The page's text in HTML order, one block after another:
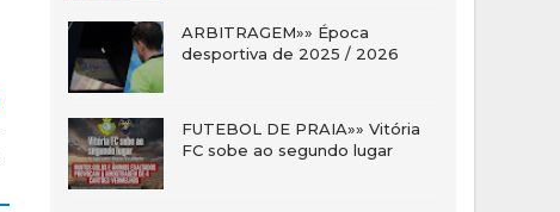
ARBITRAGEM»» Época
desportiva de 2025 / 2026
FUTEBOL DE PRAIA»» Vitória
FC sobe ao segundo lugar